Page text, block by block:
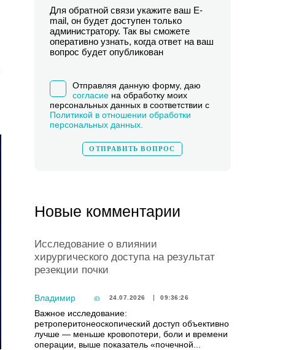
Для обратной связи укажите ваш E-
mail, он будет доступен только
администратору. Так вы сможете
оперативно узнать, когда ответ на ваш
вопрос будет опубликован
Отправляя данную форму, даю
согласиена обработку моих
персональных данных в соответствии с
Политикой в отношении обработки
персональных данных.
Новые комментарии
Исследование о влиянии
хирургического доступа на результат
резекции почки
Владимир 24.07.2026 09:36:26
Важное исследование:
ретроперитонеоскопический доступ объективно
лучше — меньше кровопотери, боли и времени
операции, выше показатель «почечной...